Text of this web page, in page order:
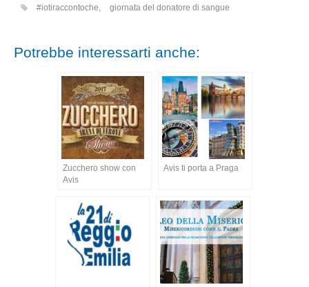
#iotiraccontoche
giornata del donatore di sangue
Potrebbe interessarti anche:
Zucchero show con
Avis
Avis ti porta a Praga